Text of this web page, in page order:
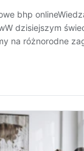
bhp
dzisiejszym
na różnorodne